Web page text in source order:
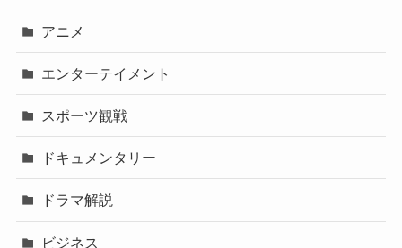
アニメ
エンターテイメント
スポーツ観戦
ドキュメンタリー
ドラマ解説
ビジネス